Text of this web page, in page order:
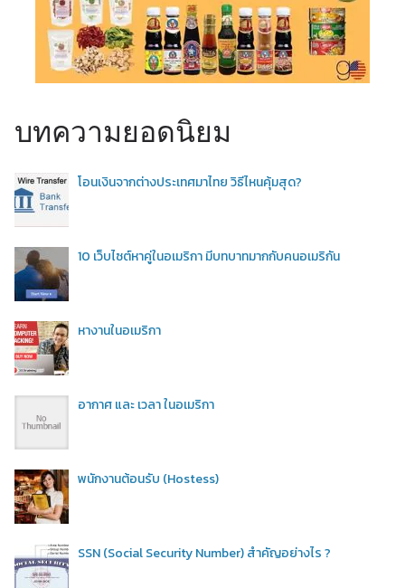
บทความยอดนิยม
โอนเงินจากต่างประเทศมาไทย วิธีไหนคุ้มสุด?
10 เว็บไซต์หาคู่ในอเมริกา มีบทบาทมากกับคนอเมริกัน
หางานในอเมริกา
อากาศ และ เวลา ในอเมริกา
พนักงานต้อนรับ (Hostess)
SSN (Social Security Number) สำคัญอย่างไร ?